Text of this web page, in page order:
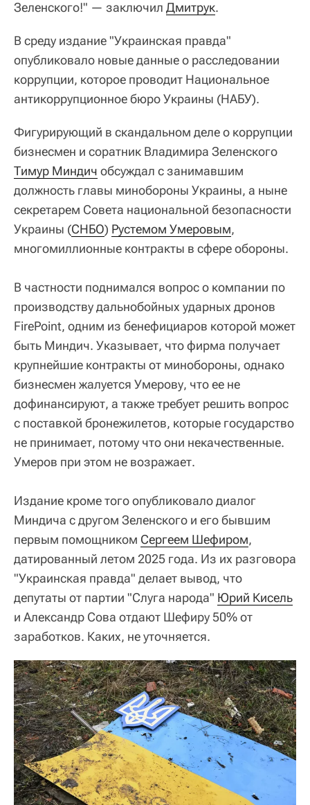
Зеленского!" — заключил Дмитрук.
В среду издание "Украинская правда"
опубликовало новые данные о расследовании
коррупции, которое проводит Национальное
антикоррупционное бюро Украины (НАБУ).
Фигурирующий в скандальном деле о коррупции
бизнесмен и соратник Владимира Зеленского
Тимур Миндич обсуждал с занимавшим
должность главы минобороны Украины, а ныне
секретарем Совета национальной безопасности
Украины (СНБО) Рустемом Умеровым,
многомиллионные контракты в сфере обороны.
В частности поднимался вопрос о компании по
производству дальнобойных ударных дронов
FirePoint, одним из бенефициаров которой может
быть Миндич. Указывает, что фирма получает
крупнейшие контракты от минобороны, однако
бизнесмен жалуется Умерову, что ее не
дофинансируют, а также требует решить вопрос
с поставкой бронежилетов, которые государство
не принимает, потому что они некачественные.
Умеров при этом не возражает.
Издание кроме того опубликовало диалог
Миндича с другом Зеленского и его бывшим
первым помощником Сергеем Шефиром,
датированный летом 2025 года. Из их разговора
"Украинская правда" делает вывод, что
депутаты от партии "Слуга народа" Юрий Кисель
и Александр Сова отдают Шефиру 50% от
заработков. Каких, не уточняется.